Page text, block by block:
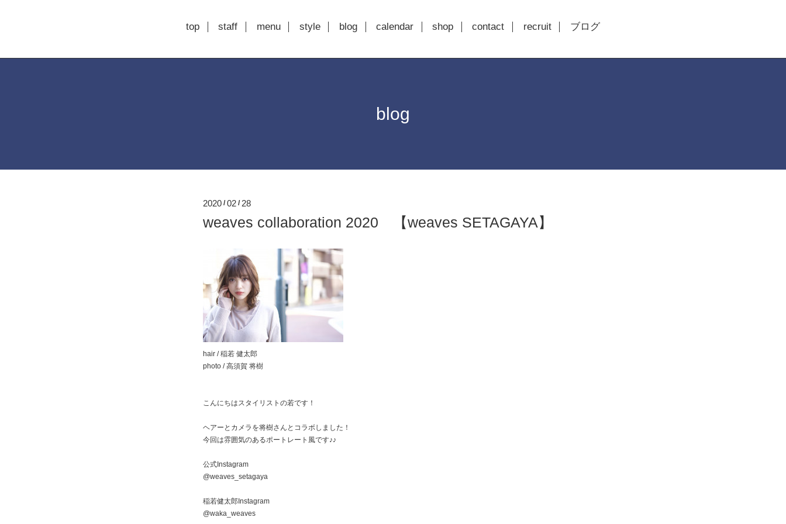
top staff menu style blog calendar shop contact recruit ブログ
blog
2020 /02 / 28
weaves collaboration 2020 【weaves SETAGAYA】
hair / 稲若 健太郎
photo / 高須賀 将樹
こんにちはスタイリストの若です！
ヘアーとカメラを将樹さんとコラボしました！
今回は雰囲気のあるポートレート風です♪♪
公式Instagram
@weaves_setagaya
稲若健太郎Instagram
@waka_weaves